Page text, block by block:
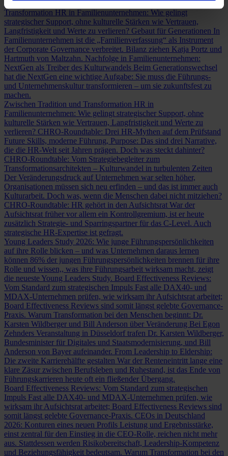
mit 24 Tiefeninterviews geführt.Zwischen Tradition und
Transformation HR in Familienunternehmen: Wie gelingt
strategischer Support, ohne kulturelle Stärken wie Vertrauen,
Langfristigkeit und Werte zu verlieren? Gebaut für Generationen In
Familienunternehmen ist die „Familienverfassung“ als Instrument
der Corporate Governance verbreitet. Bilanz ziehen Katja Portz und
Hartmuth von Maltzahn. Nachfolge in Familienunternehmen:
NextGen als Treiber des Kulturwandels Beim Generationswechsel
hat die NextGen eine wichtige Aufgabe: Sie muss die Führungs-
und Unternehmenskultur transformieren – um sie zukunftsfest zu
machen.
Zwischen Tradition und Transformation HR in
Familienunternehmen: Wie gelingt strategischer Support, ohne
kulturelle Stärken wie Vertrauen, Langfristigkeit und Werte zu
verlieren? CHRO-Roundtable: Drei HR-Mythen auf dem Prüfstand
Future Skills, moderne Führung, Purpose: Das sind drei Narrative,
die die HR-Welt seit Jahren prägen. Doch was steckt dahinter?
CHRO-Roundtable: Vom Strategiebegleiter zum
Transformationsarchitekten – Kulturwandel in turbulenten Zeiten
Der Veränderungsdruck auf Unternehmen war selten höher,
Organisationen müssen sich neu erfinden – und das ist immer auch
Kulturarbeit. Doch was, wenn die Menschen dabei nicht mitziehen?
CHRO-Roundtable: HR gehört in den Aufsichtsrat War der
Aufsichtsrat früher vor allem ein Kontrollgremium, ist er heute
zusätzlich Strategie- und Sparringspartner für das C-Level. Auch
strategische HR-Expertise ist gefragt.
Young Leaders Study 2026: Wie junge Führungspersönlichkeiten
auf ihre Rolle blicken – und was Unternehmen daraus lernen
können 86% der jungen Führungspersönlichkeiten brennen für ihre
Rolle und wissen,, was ihre Führungsarbeit wirksam macht, zeigt
die neueste Young Leaders Study. Board Effectiveness Reviews:
Vom Standard zum strategischen Impuls Fast alle DAX40- und
MDAX-Unternehmen prüfen, wie wirksam ihr Aufsichtsrat arbeitet;
Board Effectiveness Reviews sind somit längst gelebte Governance-
Praxis. Warum Transformation bei den Menschen beginnt: Dr.
Karsten Wildberger und Bill Anderson über Veränderung Bei Egon
Zehnders Veranstaltung in Düsseldorf trafen Dr. Karsten Wildberger,
Bundesminister für Digitales und Staatsmodernisierung, und Bill
Anderson von Bayer aufeinander. From Leadership to Eldership:
Die zweite Karrierehälfte gestalten War der Renteneintritt lange eine
klare Zäsur zwischen Berufsleben und Ruhestand, ist das Ende von
Führungskarrieren heute oft ein fließender Übergang.
Board Effectiveness Reviews: Vom Standard zum strategischen
Impuls Fast alle DAX40- und MDAX-Unternehmen prüfen, wie
wirksam ihr Aufsichtsrat arbeitet; Board Effectiveness Reviews sind
somit längst gelebte Governance-Praxis. CEOs in Deutschland
2026: Konturen eines neuen Profils Leistung und Ergebnisstärke,
einst zentral für den Einstieg in die CEO-Rolle, reichen nicht mehr
aus. Stattdessen werden Risikobereitschaft, Leadership-Kompetenz
und Beziehungsfähigkeit bedeutsam. Warum Transformation bei den